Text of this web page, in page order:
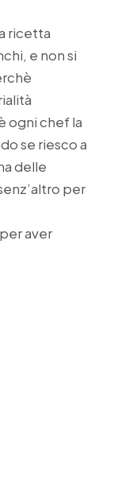
ricetta
e non si
ogni chef la
se riesco a
delle
per
aver